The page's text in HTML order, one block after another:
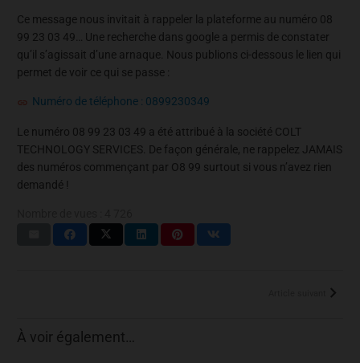
Ce message nous invitait à rappeler la plateforme au numéro 08
99 23 03 49… Une recherche dans google a permis de constater
qu’il s’agissait d’une arnaque. Nous publions ci-dessous le lien qui
permet de voir ce qui se passe :
Numéro de téléphone : 0899230349
Le numéro 08 99 23 03 49 a été attribué à la société COLT
TECHNOLOGY SERVICES. De façon générale, ne rappelez JAMAIS
des numéros commençant par O8 99 surtout si vous n’avez rien
demandé !
À voir également…